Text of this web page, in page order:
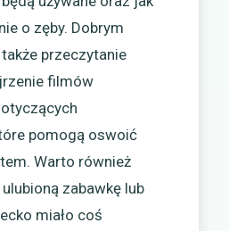
o zęby. Dobrym
przeczytanie
filmów
pomogą oswoić
Warto również
zabawkę lub
miało coś